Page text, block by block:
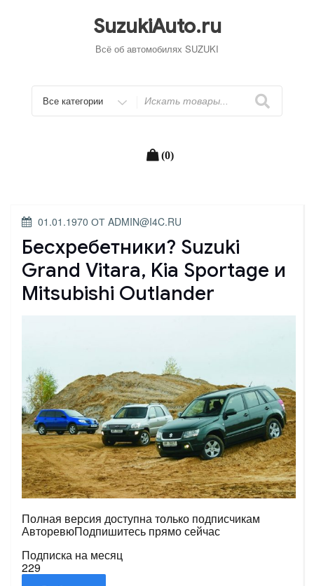
SuzukiAuto.ru
Всё об автомобилях SUZUKI
Искать
(0)
ОПУБЛИКОВАНО
01.01.1970 ОТ ADMIN@I4C.RU
Бесхребетники? Suzuki
Grand Vitara, Kia Sportage и
Mitsubishi Outlander
Полная версия доступна только подписчикам
АвторевюПодпишитесь прямо сейчас
Подписка на месяц
229